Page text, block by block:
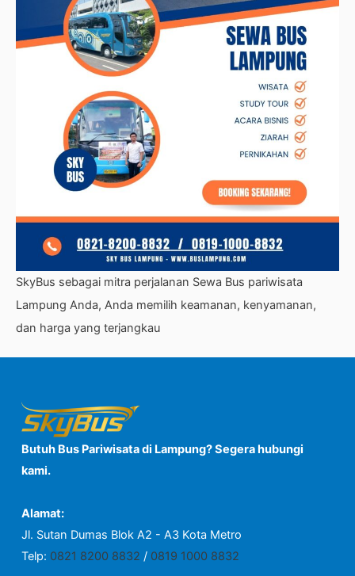
SkyBus sebagai mitra perjalanan Sewa Bus pariwisata
Lampung Anda, Anda memilih keamanan, kenyamanan,
dan harga yang terjangkau
Butuh Bus Pariwisata di Lampung? Segera hubungi
kami.
Alamat:
Jl. Sutan Dumas Blok A2 - A3 Kota Metro
Telp: 0821 8200 8832 / 0819 1000 8832